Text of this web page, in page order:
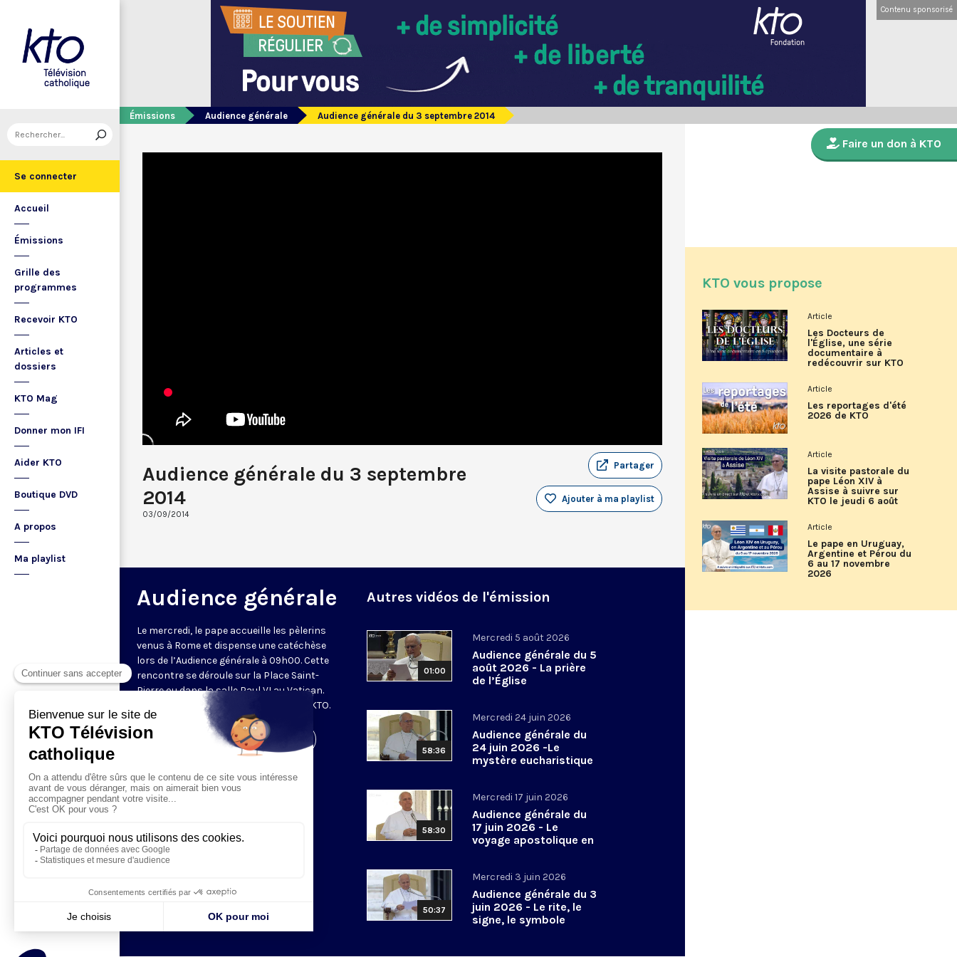
Se connecter
Accueil
Émissions
Grille des
programmes
Recevoir KTO
Articles et
dossiers
KTO Mag
Donner mon IFI
Aider KTO
Boutique DVD
A propos
Ma playlist
Contenu sponsorisé
Émissions Audience générale Audience générale du 3 septembre 2014
Audience générale du 3 septembre
2014
03/09/2014
Partager
Ajouter à ma playlist
Audience générale
Le mercredi, le pape accueille les pèlerins
venus à Rome et dispense une catéchèse
lors de l’Audience générale à 09h00. Cette
rencontre se déroule sur la Place Saint-
Pierre ou dans la salle Paul VI au Vatican.
Retransmise et traduite en direct par KTO.
Visiter la page de l'émission
Autres vidéos de l'émission
01:00
Mercredi 5 août 2026
Audience générale du 5
août 2026 - La prière
de l’Église
58:36
Mercredi 24 juin 2026
Audience générale du
24 juin 2026 -Le
mystère eucharistique
58:30
Mercredi 17 juin 2026
Audience générale du
17 juin 2026 - Le
voyage apostolique en
50:37
Mercredi 3 juin 2026
Audience générale du 3
juin 2026 - Le rite, le
signe, le symbole
Faire un don à KTO
KTO vous propose
Article
Les Docteurs de
l'Église, une série
documentaire à
redécouvrir sur KTO
Article
Les reportages d'été
2026 de KTO
Article
La visite pastorale du
pape Léon XIV à
Assise à suivre sur
KTO le jeudi 6 août
Article
Le pape en Uruguay,
Argentine et Pérou du
6 au 17 novembre
2026